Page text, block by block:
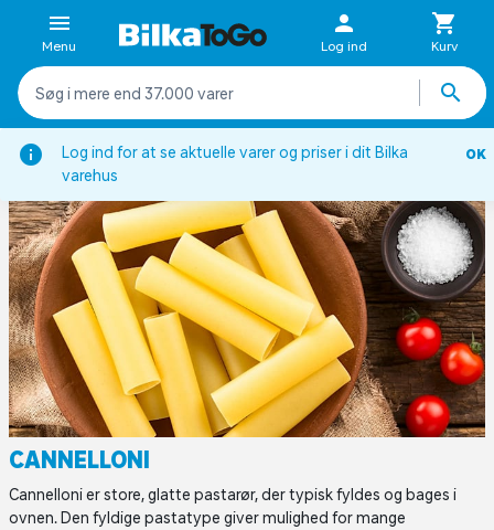
Log ind for at se aktuelle varer og priser i dit Bilka
varehus
OK
Menu Log ind Kurv
Viden om Pastaordbog Pastatyper Cannelloni
CANNELLONI
Cannelloni er store, glatte pastarør, der typisk fyldes og bages i
ovnen. Den fyldige pastatype giver mulighed for mange